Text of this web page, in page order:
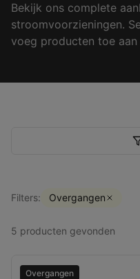
Bekijk ons complete
stroomvoorzieningen.
voeg producten toe
Filters: Overgangen
5 producten gevonden
Overgangen